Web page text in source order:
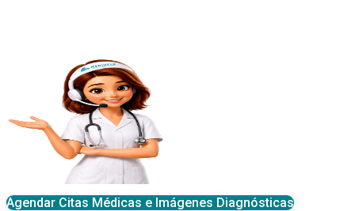
Agendar Citas Médicas e Imágenes Diagnósticas